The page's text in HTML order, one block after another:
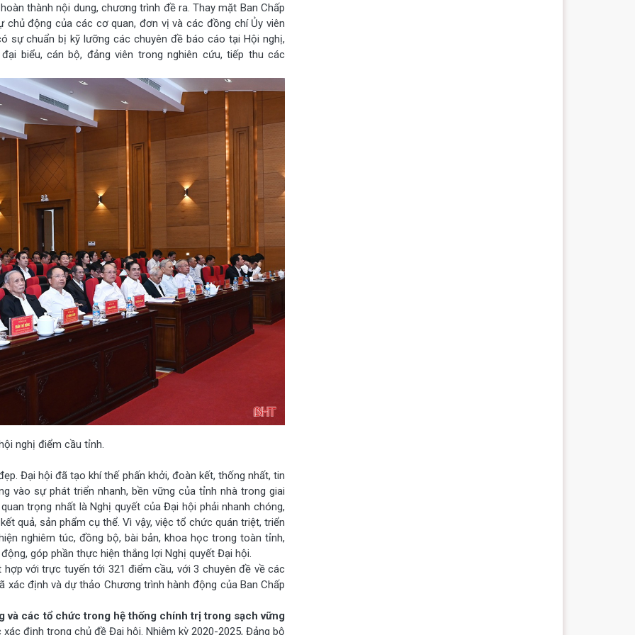
thành nội dung, chương trình đề ra. Thay mặt Ban Chấp
động của các cơ quan, đơn vị và các đồng chí Ủy viên
sự chuẩn bị kỹ lưỡng các chuyên đề báo cáo tại Hội nghị,
biểu, cán bộ, đảng viên trong nghiên cứu, tiếp thu các
nghị điểm cầu tỉnh.
Đại hội đã tạo khí thế phấn khởi, đoàn kết, thống nhất, tin
vào sự phát triển nhanh, bền vững của tỉnh nhà trong giai
trọng nhất là Nghị quyết của Đại hội phải nhanh chóng,
quả, sản phẩm cụ thể. Vì vậy, việc tổ chức quán triệt, triển
nghiêm túc, đồng bộ, bài bản, khoa học trong toàn tỉnh,
góp phần thực hiện thắng lợi Nghị quyết Đại hội.
với trực tuyến tới 321 điểm cầu, với 3 chuyên đề về các
định và dự thảo Chương trình hành động của Ban Chấp
và các tổ chức trong hệ thống chính trị trong sạch vững
định trong chủ đề Đại hội. Nhiệm kỳ 2020-2025, Đảng bộ